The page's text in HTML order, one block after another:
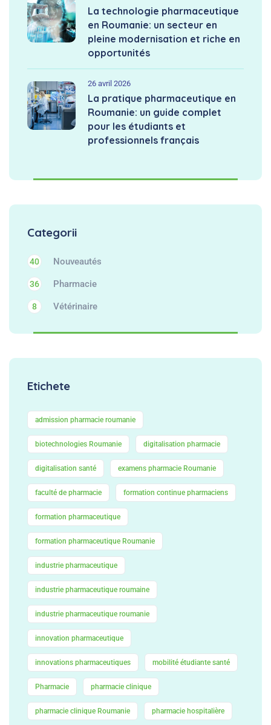
La technologie pharmaceutique
en Roumanie: un secteur en
pleine modernisation et riche en
opportunités
26 avril 2026
La pratique pharmaceutique en
Roumanie: un guide complet
pour les étudiants et
professionnels français
Categorii
Nouveautés
40
Pharmacie
36
Vétérinaire
8
Etichete
admission pharmacie roumanie
biotechnologies Roumanie digitalisation pharmacie
digitalisation santé examens pharmacie Roumanie
faculté de pharmacie formation continue pharmaciens
formation pharmaceutique
formation pharmaceutique Roumanie
industrie pharmaceutique
industrie pharmaceutique roumaine
industrie pharmaceutique roumanie
innovation pharmaceutique
innovations pharmaceutiques mobilité étudiante santé
Pharmacie pharmacie clinique
pharmacie clinique Roumanie pharmacie hospitalière